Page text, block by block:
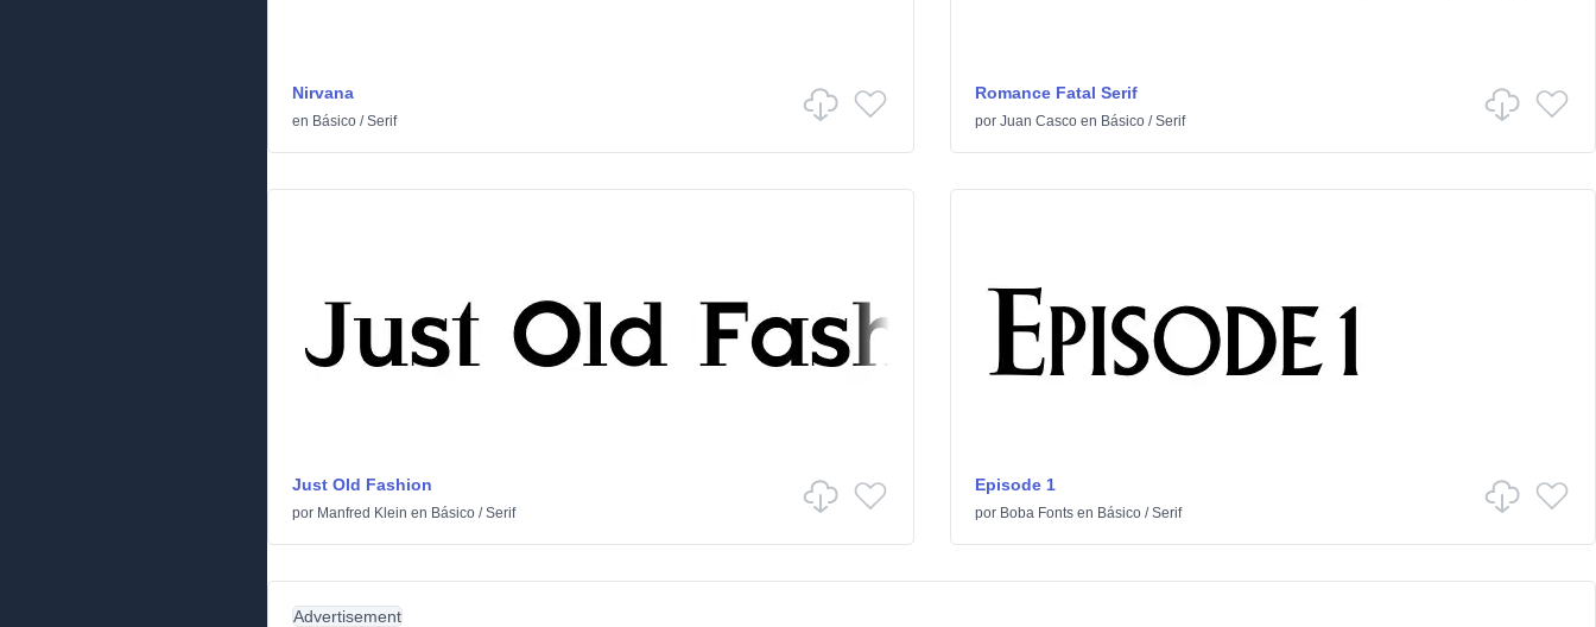
Nirvana
en Básico /Serif
Romance Fatal Serif
por Juan Cascoen Básico/Serif
Just Old Fashion
por Manfred Klein en Básico /Serif
Episode 1
por Boba Fontsen Básico/Serif
Advertisement